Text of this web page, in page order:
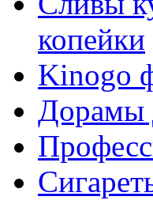
копейки
Kinogo
Дорамы